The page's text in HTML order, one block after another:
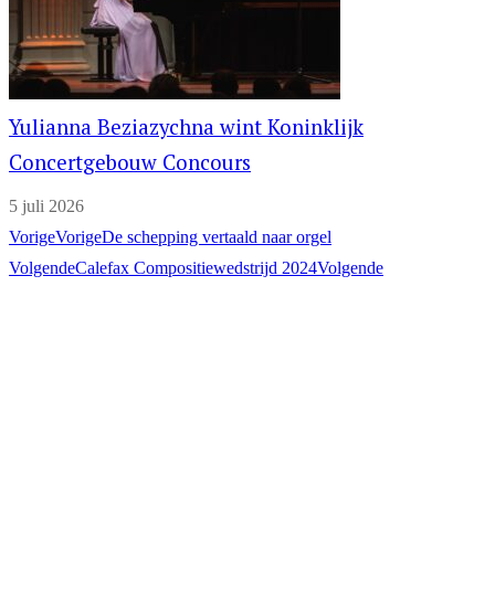
Yulianna Beziazychna wint Koninklijk
Concertgebouw Concours
5 juli 2026
VorigeVorigeDe schepping vertaald naar orgel
VolgendeCalefax Compositiewedstrijd 2024Volgende